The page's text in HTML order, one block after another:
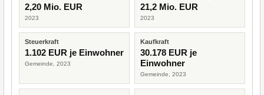
2,20 Mio. EUR
2023
21,2 Mio. EUR
2023
Steuerkraft
1.102 EUR je Einwohner
Gemeinde, 2023
Kaufkraft
30.178 EUR je
Einwohner
Gemeinde, 2023